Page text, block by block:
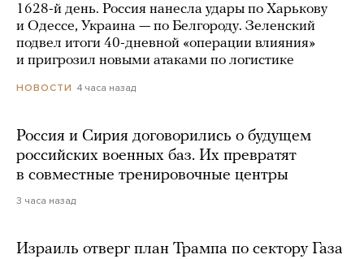
1628-й день. Россия нанесла удары по Харькову
и Одессе, Украина — по Белгороду. Зеленский
подвел итоги 40-дневной «операции влияния»
и пригрозил новыми атаками по логистике
НОВОСТИ 4 часа назад
Россия и Сирия договорились о будущем
российских военных баз. Их превратят
в совместные тренировочные центры
3 часа назад
Израиль отверг план Трампа по сектору Газа